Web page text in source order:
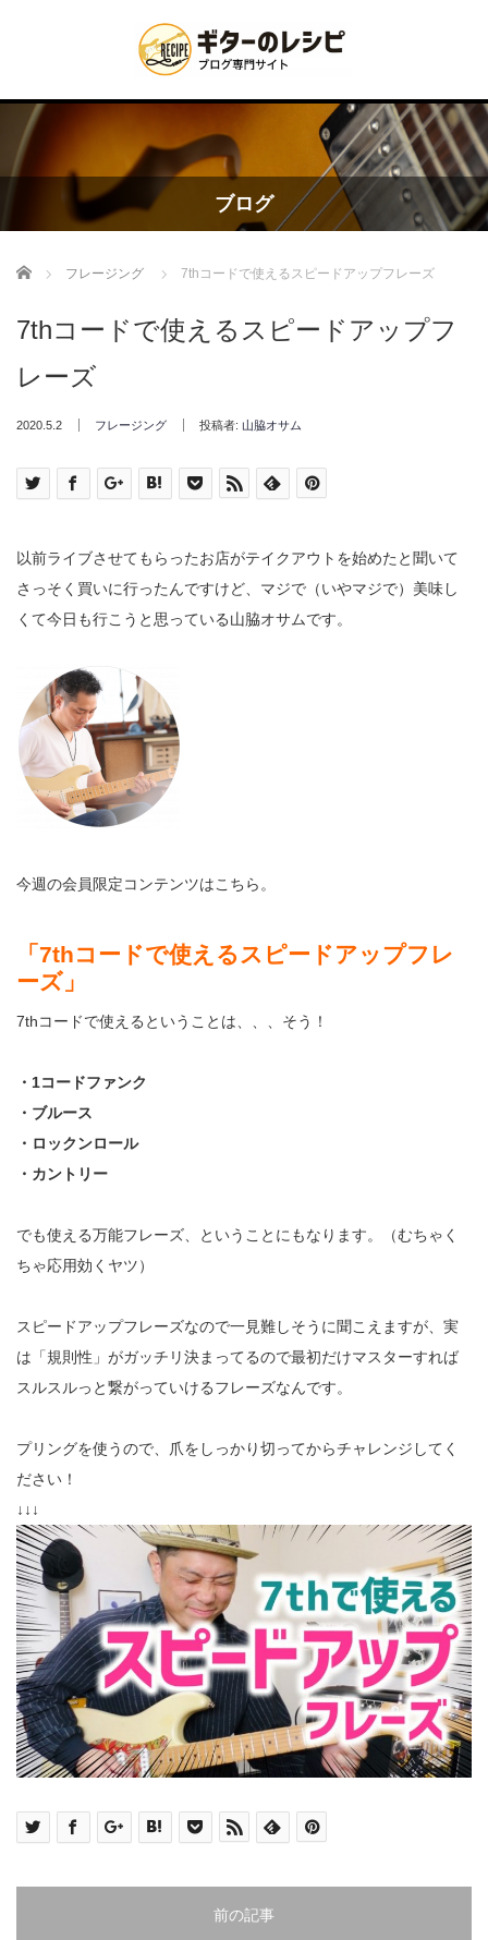
ブログ
Home フレージング 7thコードで使えるスピードアップフレーズ
7thコードで使えるスピードアップフ
レーズ
2020.5.2 フレージング 投稿者: 山脇オサム
以前ライブさせてもらったお店がテイクアウトを始めたと聞いて
さっそく買いに行ったんですけど、マジで（いやマジで）美味し
くて今日も行こうと思っている山脇オサムです。
今週の会員限定コンテンツはこちら。
「7thコードで使えるスピードアップフレ
ーズ」
7thコードで使えるということは、、、そう！
・1コードファンク
・ブルース
・ロックンロール
・カントリー
でも使える万能フレーズ、ということにもなります。（むちゃく
ちゃ応用効くヤツ）
スピードアップフレーズなので一見難しそうに聞こえますが、実
は「規則性」がガッチリ決まってるので最初だけマスターすれば
スルスルっと繋がっていけるフレーズなんです。
プリングを使うので、爪をしっかり切ってからチャレンジしてく
ださい！
↓↓↓
前の記事